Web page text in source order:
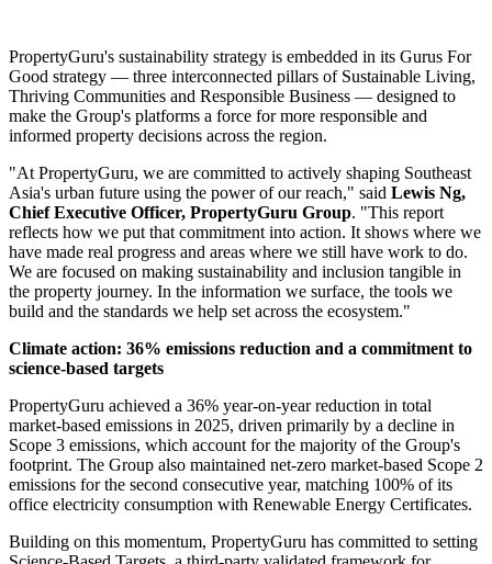
Green Score in Singapore and its Sustainable Living filter in
Thailand
SINGAPORE,July 8, 2026/PRNewswire/ -- PropertyGuru Group
("PropertyGuru" or "the Group"), Southeast Asia's leading
PropTech company,hasreleased its 2025Sustainability Report
titledMeeting Change with Resilience
. The report documents a
year of measurable progress, from a 36% reduction in total
emissions to the regional expansion of tools that help millions of
property seekers find greener, more inclusive homes.
PropertyGuru's sustainability strategy is embedded in its Gurus For
Good strategy — three interconnected pillars of Sustainable Living,
Thriving Communities and Responsible Business — designed to
make the Group's platforms a force for more responsible and
informed property decisions across the region.
"At PropertyGuru, we are committed to actively shaping Southeast
Asia's urban future using the power of our reach," saidLewis Ng,
Chief Executive Officer, PropertyGuru Group. "This report
reflects how we put that commitment into action. It shows where we
have made real progress and areas where we still have work to do.
We are focused on making sustainability and inclusion tangible in
the property journey. In the information we surface, the tools we
build and the standards we help set across the ecosystem."